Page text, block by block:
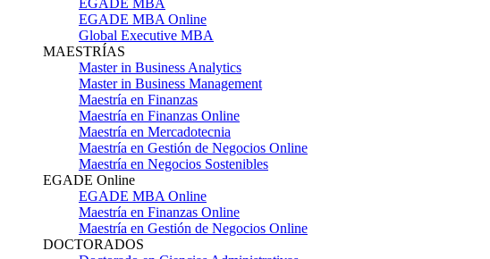
EGADE MBA
EGADE MBA Online
Global Executive MBA
MAESTRÍAS
Master in Business Analytics
Master in Business Management
Maestría en Finanzas
Maestría en Finanzas Online
Maestría en Mercadotecnia
Maestría en Gestión de Negocios Online
Maestría en Negocios Sostenibles
EGADE Online
EGADE MBA Online
Maestría en Finanzas Online
Maestría en Gestión de Negocios Online
DOCTORADOS